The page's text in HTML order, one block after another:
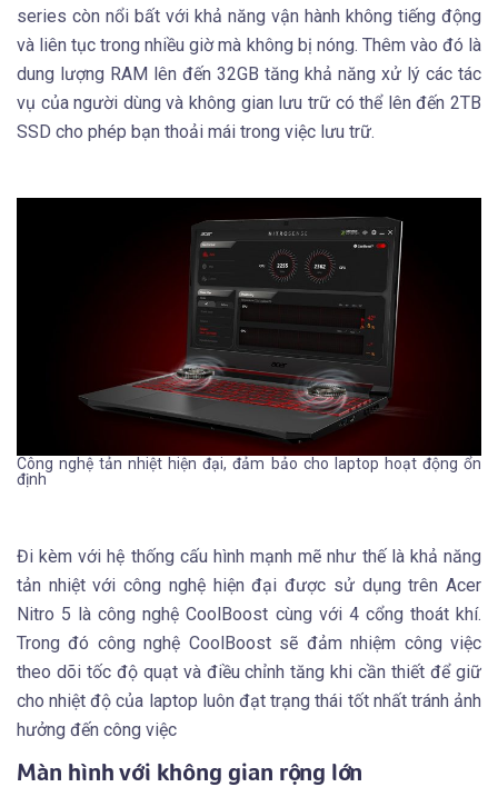
series còn nổi bất với khả năng vận hành không tiếng động
và liên tục trong nhiều giờ mà không bị nóng. Thêm vào đó là
dung lượng RAM lên đến 32GB tăng khả năng xử lý các tác
vụ của người dùng và không gian lưu trữ có thể lên đến 2TB
SSD cho phép bạn thoải mái trong việc lưu trữ.
Công nghệ tản nhiệt hiện đại, đảm bảo cho laptop hoạt động ổn
định
Đi kèm với hệ thống cấu hình mạnh mẽ như thế là khả năng
tản nhiệt với công nghệ hiện đại được sử dụng trên Acer
Nitro 5 là công nghệ CoolBoost cùng với 4 cổng thoát khí.
Trong đó công nghệ CoolBoost sẽ đảm nhiệm công việc
theo dõi tốc độ quạt và điều chỉnh tăng khi cần thiết để giữ
cho nhiệt độ của laptop luôn đạt trạng thái tốt nhất tránh ảnh
hưởng đến công việc
Màn hình với không gian rộng lớn